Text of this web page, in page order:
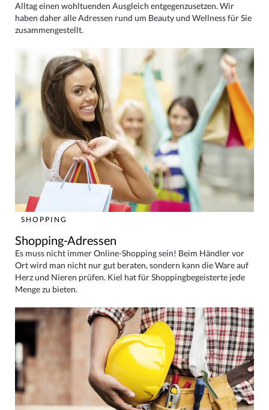
Alltag einen wohltuenden Ausgleich entgegenzusetzen. Wir
haben daher alle Adressen rund um Beauty und Wellness für Sie
zusammengestellt.
SHOPPING
Shopping-Adressen
Es muss nicht immer Online-Shopping sein! Beim Händler vor
Ort wird man nicht nur gut beraten, sondern kann die Ware auf
Herz und Nieren prüfen. Kiel hat für Shoppingbegeisterte jede
Menge zu bieten.